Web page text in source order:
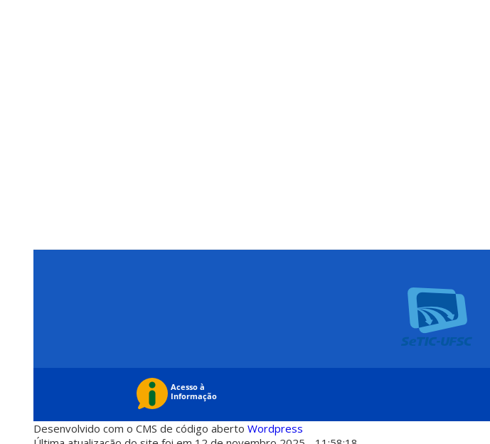
Desenvolvido com o CMS de código aberto Wordpress